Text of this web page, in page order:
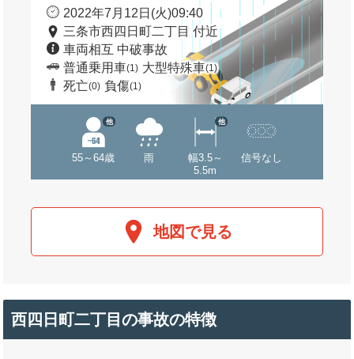
2022年7月12日(火)09:40
三条市西四日町二丁目 付近
車両相互 中破事故
普通乗用車(1) 大型特殊車(1)
死亡(0) 負傷(1)
55～64歳
他
雨
幅3.5～
5.5m
他
信号なし
地図で見る
西四日町二丁目の事故の特徴